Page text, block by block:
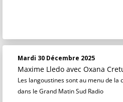
Mardi 30 Décembre 2025
Maxime Lledo avec Oxana
Les langoustines sont au menu de la
dans le Grand Matin Sud Radio